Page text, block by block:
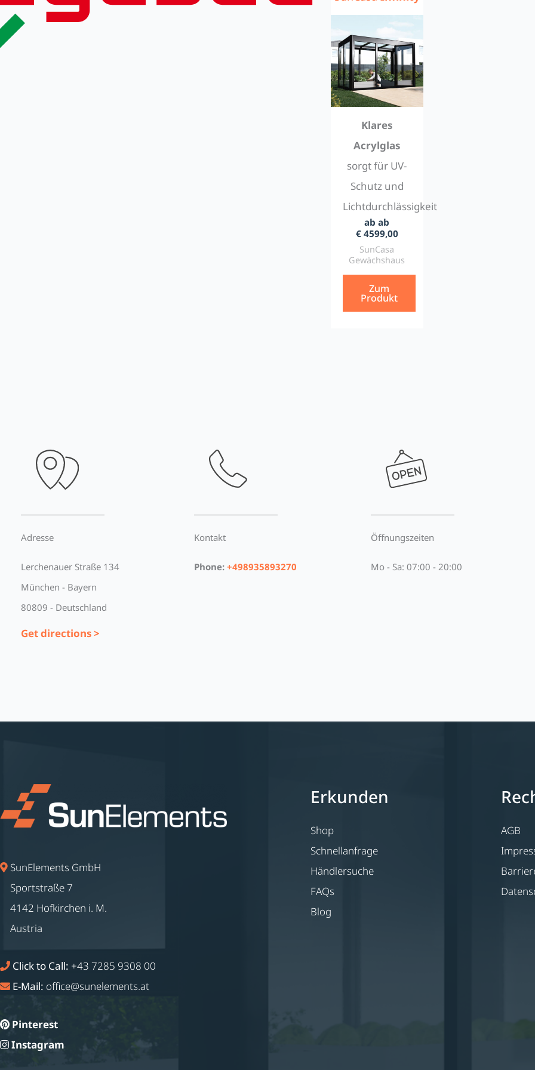
Klares
Acrylglas
sorgt für UV-
Schutz und
Lichtdurchlässigkeit
ab ab
€ 4599,00
SunCasa
Gewächshaus
Zum
Produkt
Adresse
Lerchenauer Straße 134
München - Bayern
80809 - Deutschland
Get directions >
Kontakt
Phone: +498935893270
Öffnungszeiten
Mo - Sa: 07:00 - 20:00
SunElements GmbH
Sportstraße 7
4142 Hofkirchen i. M.
Austria
Click to Call: +43 7285 9308 00
E-Mail: office@sunelements.at
Pinterest
Instagram
Erkunden
Shop
Schnellanfrage
Händlersuche
FAQs
Blog
AGB